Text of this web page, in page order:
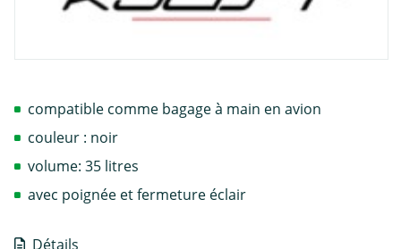
Détails
compatible comme bagage à main en avion
couleur : noir
volume: 35 litres
avec poignée et fermeture éclair